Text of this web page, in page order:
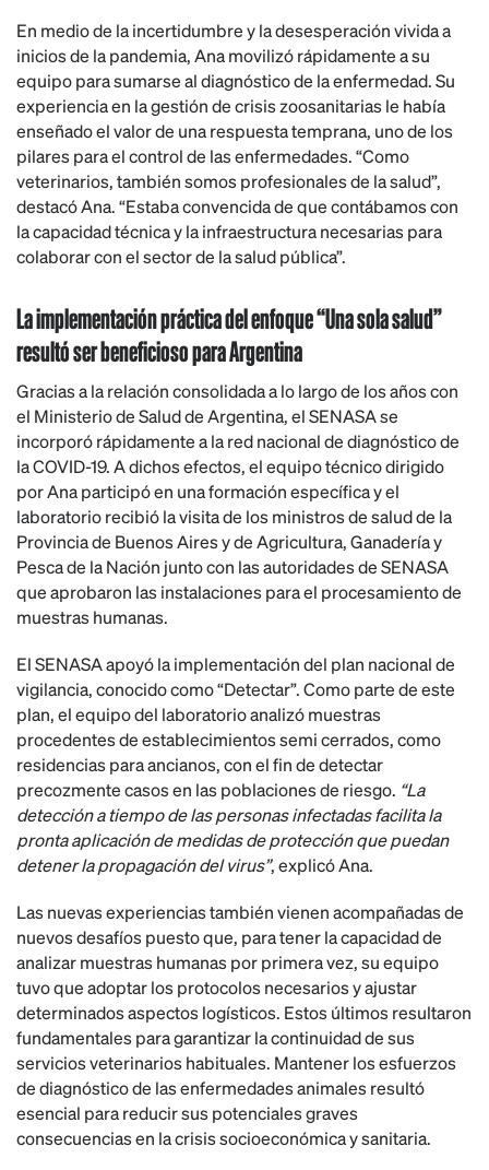
En medio de la incertidumbre y la desesperación vivida a
inicios de la pandemia, Ana movilizó rápidamente a su
equipo para sumarse al diagnóstico de la enfermedad. Su
experiencia en la gestión de crisis zoosanitarias le había
enseñado el valor de una respuesta temprana, uno de los
pilares para el control de las enfermedades. “Como
veterinarios, también somos profesionales de la salud”,
destacó Ana. “Estaba convencida de que contábamos con
la capacidad técnica y la infraestructura necesarias para
colaborar con el sector de la salud pública”.
La implementación práctica del enfoque “Una sola salud”
resultó ser beneficioso para Argentina
Gracias a la relación consolidada a lo largo de los años con
el Ministerio de Salud de Argentina, el SENASA se
incorporó rápidamente a la red nacional de diagnóstico de
la COVID-19. A dichos efectos, el equipo técnico dirigido
por Ana participó en una formación específica y el
laboratorio recibió la visita de los ministros de salud de la
Provincia de Buenos Aires y de Agricultura, Ganadería y
Pesca de la Nación junto con las autoridades de SENASA
que aprobaron las instalaciones para el procesamiento de
muestras humanas.
El SENASA apoyó la implementación del plan nacional de
vigilancia, conocido como “Detectar”. Como parte de este
plan, el equipo del laboratorio analizó muestras
procedentes de establecimientos semi cerrados, como
residencias para ancianos, con el fin de detectar
precozmente casos en las poblaciones de riesgo. “La
detección a tiempo de las personas infectadas facilita la
pronta aplicación de medidas de protección que puedan
detener la propagación del virus”, explicó Ana.
Las nuevas experiencias también vienen acompañadas de
nuevos desafíos puesto que, para tener la capacidad de
analizar muestras humanas por primera vez, su equipo
tuvo que adoptar los protocolos necesarios y ajustar
determinados aspectos logísticos. Estos últimos resultaron
fundamentales para garantizar la continuidad de sus
servicios veterinarios habituales. Mantener los esfuerzos
de diagnóstico de las enfermedades animales resultó
esencial para reducir sus potenciales graves
consecuencias en la crisis socioeconómica y sanitaria.